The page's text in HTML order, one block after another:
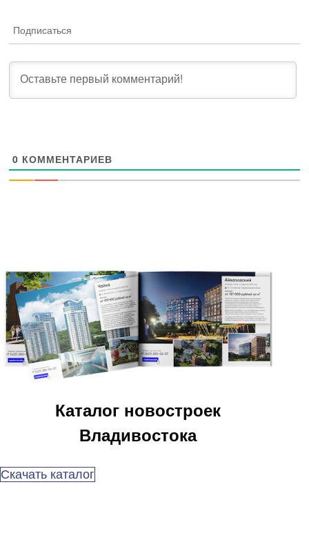
Подписаться
0 КОММЕНТАРИЕВ
Каталог новостроек
Владивостока
Скачать каталог